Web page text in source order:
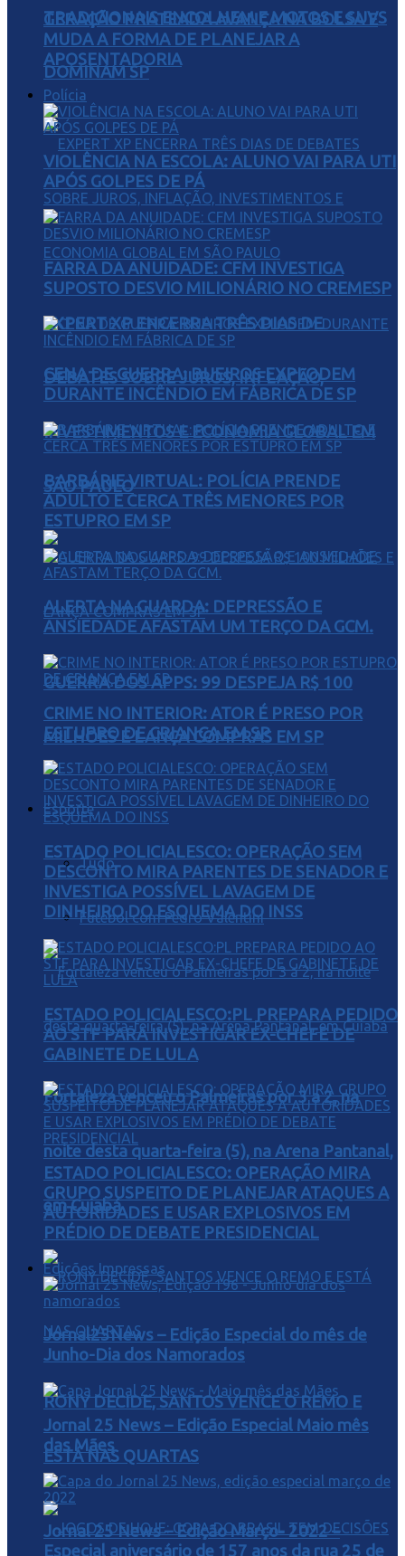
TRADICIONAIS ENCOLHEM E MOTOS E SUVS
DOMINAM SP
EXPERT XP ENCERRA TRÊS DIAS DE
DEBATES SOBRE JUROS, INFLAÇÃO,
INVESTIMENTOS E ECONOMIA GLOBAL EM
SÃO PAULO
GUERRA DOS APPS: 99 DESPEJA R$ 100
MILHÕES E LANÇA COMPRAS EM SP
Esporte
Tudo
Futebol com Pedro Valentini
Fortaleza venceu o Palmeiras por 3 a 2, na
noite desta quarta-feira (5), na Arena Pantanal,
em Cuiabá
RONY DECIDE, SANTOS VENCE O REMO E
ESTÁ NAS QUARTAS
GERAÇÃO PRATEADA AVANÇA NA BOLSA E
MUDA A FORMA DE PLANEJAR A
APOSENTADORIA
Polícia
VIOLÊNCIA NA ESCOLA: ALUNO VAI PARA UTI
APÓS GOLPES DE PÁ
FARRA DA ANUIDADE: CFM INVESTIGA
SUPOSTO DESVIO MILIONÁRIO NO CREMESP
CENA DE GUERRA: BUEIROS EXPLODEM
DURANTE INCÊNDIO EM FÁBRICA DE SP
BARBÁRIE VIRTUAL: POLÍCIA PRENDE
ADULTO E CERCA TRÊS MENORES POR
ESTUPRO EM SP
ALERTA NA GUARDA: DEPRESSÃO E
ANSIEDADE AFASTAM UM TERÇO DA GCM.
CRIME NO INTERIOR: ATOR É PRESO POR
ESTUPRO DE CRIANÇA EM SP
ESTADO POLICIALESCO: OPERAÇÃO SEM
DESCONTO MIRA PARENTES DE SENADOR E
INVESTIGA POSSÍVEL LAVAGEM DE
DINHEIRO DO ESQUEMA DO INSS
ESTADO POLICIALESCO:PL PREPARA PEDIDO
AO STF PARA INVESTIGAR EX-CHEFE DE
GABINETE DE LULA
ESTADO POLICIALESCO: OPERAÇÃO MIRA
GRUPO SUSPEITO DE PLANEJAR ATAQUES A
AUTORIDADES E USAR EXPLOSIVOS EM
PRÉDIO DE DEBATE PRESIDENCIAL
Edições Impressas
Jornal25News – Edição Especial do mês de
Junho-Dia dos Namorados
Jornal 25 News – Edição Especial Maio mês
das Mães
Jornal 25 News – Edição Março- 2022 –
Especial aniversário de 157 anos da rua 25 de